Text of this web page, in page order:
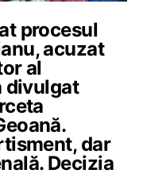
procesul
acuzat
al
divulgat
dar
Decizia